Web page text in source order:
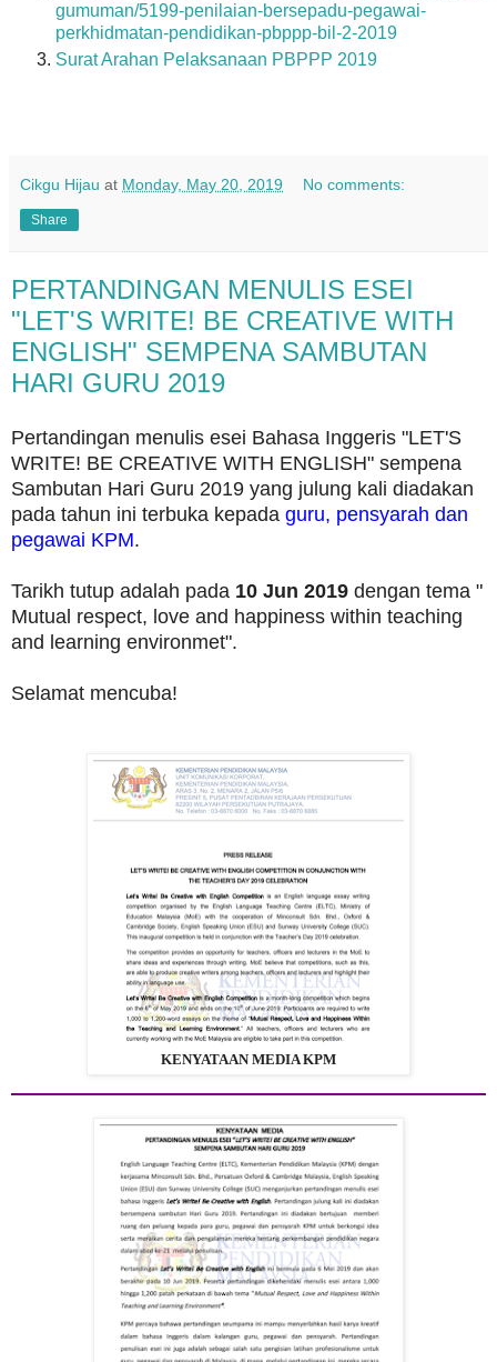
gumuman/5199-penilaian-bersepadu-pegawai-
perkhidmatan-pendidikan-pbppp-bil-2-2019
Surat Arahan Pelaksanaan PBPPP 2019
Cikgu Hijau at Monday, May 20, 2019 No comments:
Share
PERTANDINGAN MENULIS ESEI
"LET'S WRITE! BE CREATIVE WITH
ENGLISH" SEMPENA SAMBUTAN
HARI GURU 2019
Pertandingan menulis esei Bahasa Inggeris "LET'S
WRITE! BE CREATIVE WITH ENGLISH" sempena
Sambutan Hari Guru 2019 yang julung kali diadakan
pada tahun ini terbuka kepada guru, pensyarah dan
pegawai KPM.
Tarikh tutup adalah pada 10 Jun 2019 dengan tema "
Mutual respect, love and happiness within teaching
and learning environmet".
Selamat mencuba!
KENYATAAN MEDIA KPM